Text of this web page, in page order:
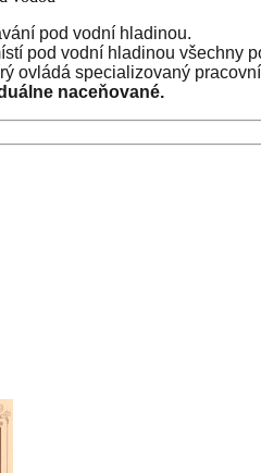
pod vodní hladinou.
pod vodní hladinou všechny
ovládá specializovaný
naceňované.